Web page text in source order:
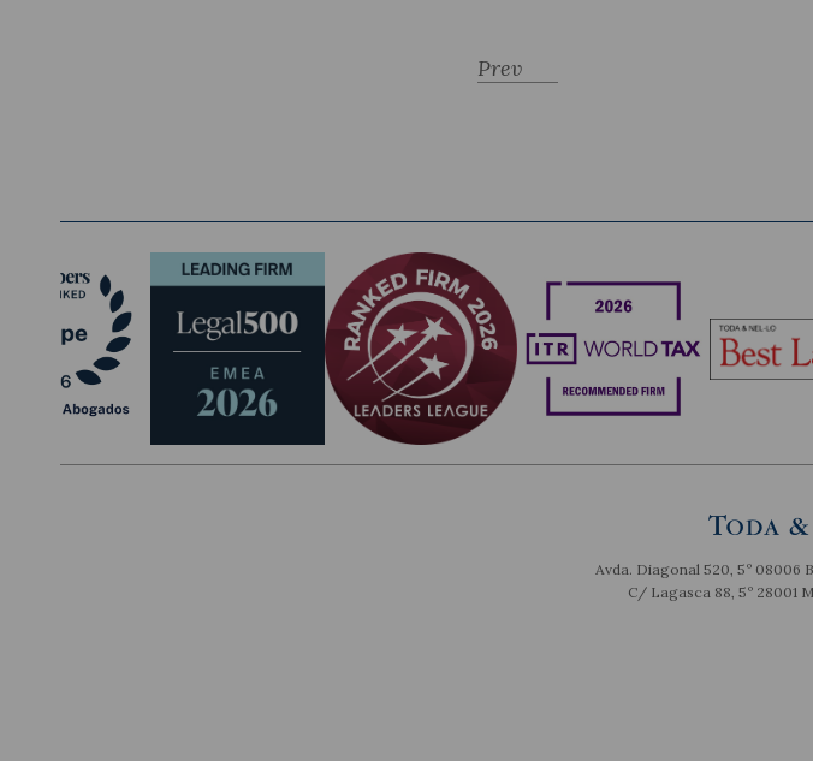
Prev
Avda. Diagonal 520, 5º 08006
C/ Lagasca 88, 5º 28001